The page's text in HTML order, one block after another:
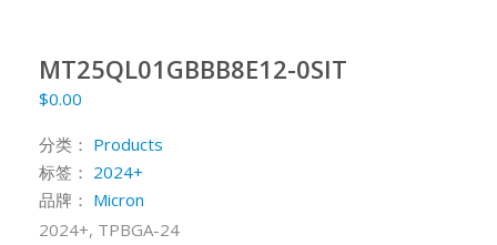
MT25QL01GBBB8E12-0SIT
$0.00
分类： Products
标签： 2024+
品牌： Micron
2024+, TPBGA-24